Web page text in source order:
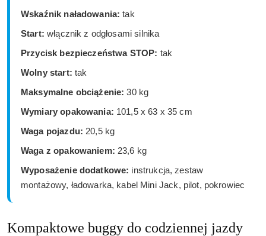
Wskaźnik naładowania: tak
Start: włącznik z odgłosami silnika
Przycisk bezpieczeństwa STOP: tak
Wolny start: tak
Maksymalne obciążenie: 30 kg
Wymiary opakowania: 101,5 x 63 x 35 cm
Waga pojazdu: 20,5 kg
Waga z opakowaniem: 23,6 kg
Wyposażenie dodatkowe: instrukcja, zestaw
montażowy, ładowarka, kabel Mini Jack, pilot, pokrowiec
Kompaktowe buggy do codziennej jazdy